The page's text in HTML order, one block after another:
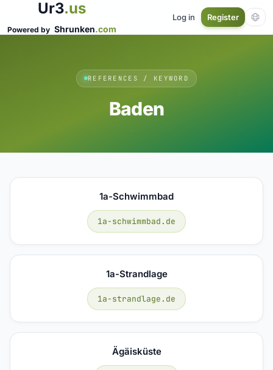
Ur3.us
Powered by Shrunken.com
Log in Register
REFERENCES / KEYWORD
Baden
1a-Schwimmbad
1a-schwimmbad.de
1a-Strandlage
1a-strandlage.de
Ägäisküste